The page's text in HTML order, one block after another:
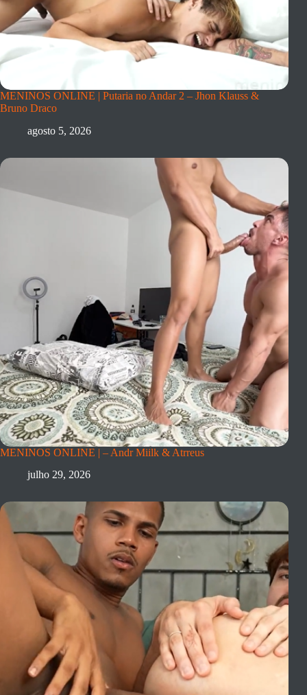
MENINOS ONLINE | Putaria no Andar 2 – Jhon Klauss &
Bruno Draco
agosto 5, 2026
MENINOS ONLINE | – Andr Miilk & Atrreus
julho 29, 2026